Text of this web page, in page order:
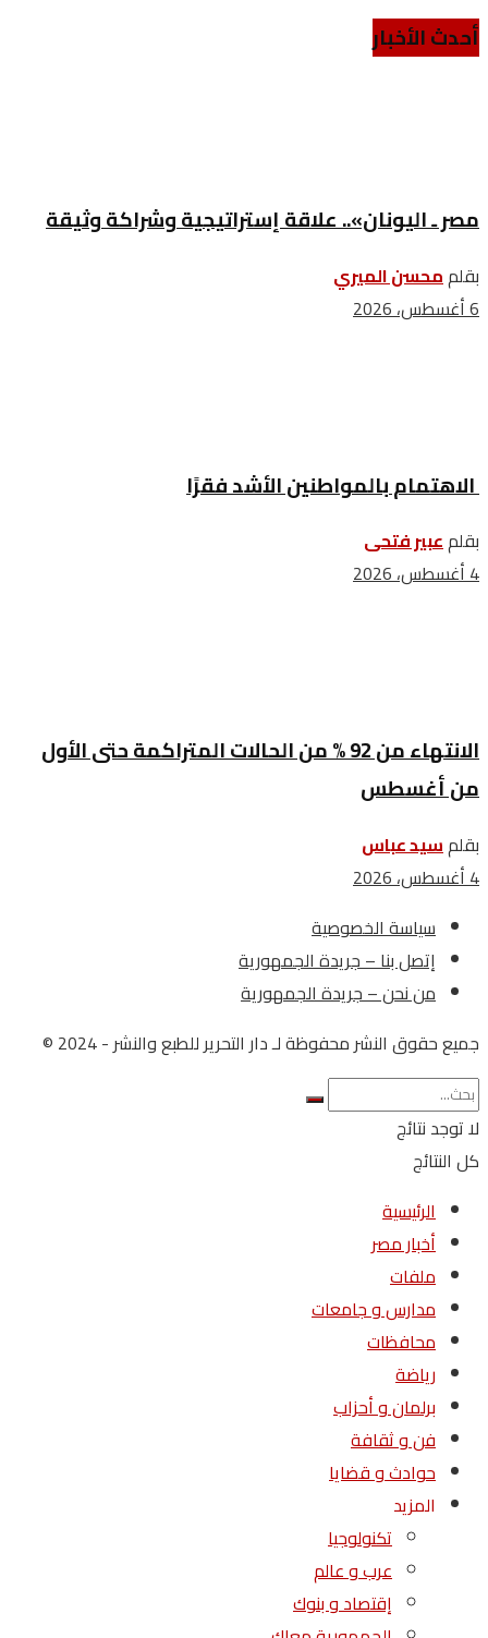
أحدث الأخبار
مصر ـ اليونان».. علاقة إستراتيجية وشراكة وثيقة
بقلممحسن الميري
6 أغسطس، 2026
الاهتمام بالمواطنين الأشد فقرًا
بقلمعبير فتحى
4 أغسطس، 2026
الانتهاء من 92 % من الحالات المتراكمة حتى الأول
من أغسطس
بقلمسيد عباس
4 أغسطس، 2026
سياسة الخصوصية
إتصل بنا – جريدة الجمهورية
من نحن – جريدة الجمهورية
جميع حقوق النشر محفوظة لـ دار التحرير للطبع والنشر - 2024 ©
لا توجد نتائج
كل النتائج
الرئيسية
أخبار مصر
ملفات
مدارس و جامعات
محافظات
رياضة
برلمان و أحزاب
فن و ثقافة
حوادث و قضايا
المزيد
تكنولوجيا
عرب و عالم
إقتصاد و بنوك